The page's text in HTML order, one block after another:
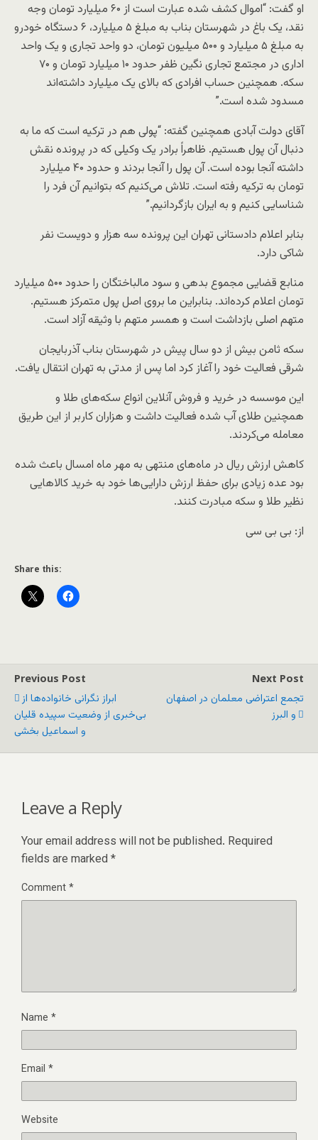
او گفت: “اموال کشف شده عبارت است از ۶۰ میلیارد تومان وجه
نقد، یک باغ در شهرستان بناب به مبلغ ۵ میلیارد، ۶ دستگاه خودرو
به مبلغ ۵ میلیارد و ۵۰۰ میلیون تومان، دو واحد تجاری و یک واحد
اداری در مجتمع تجاری نگین ظفر حدود ۱۰ میلیارد تومان و ۷۰
سکه. همچنین حساب افرادی که بالای یک میلیارد داشته‌اند
مسدود شده است.”
آقای دولت آبادی همچنین گفته: “پولی هم در ترکیه است که ما به
دنبال آن پول هستیم. ظاهراً برادر یک وکیلی که در پرونده نقش
داشته آنجا بوده است. آن پول را آنجا بردند و حدود ۴۰ میلیارد
تومان به ترکیه رفته است. تلاش می‌کنیم که بتوانیم آن فرد را
شناسایی کنیم و به ایران بازگردانیم.”
بنابر اعلام دادستانی تهران این پرونده سه هزار و دویست نفر
شاکی دارد.
منابع قضایی مجموع بدهی و سود مالباختگان را حدود ۵۰۰ میلیارد
تومان اعلام کرده‌اند. بنابراین ما بروی اصل پول متمرکز هستیم.
متهم اصلی بازداشت است و همسر متهم با وثیقه آزاد است.
سکه ثامن بیش از دو سال پیش در شهرستان بناب آذربایجان
شرقی فعالیت خود را آغاز کرد اما پس از مدتی به تهران انتقال یافت.
این موسسه در خرید و فروش آنلاین انواع سکه‌های طلا و
همچنین طلای آب شده فعالیت داشت و هزاران کاربر از این طریق
معامله می‌کردند.
کاهش ارزش ریال در ماه‌های منتهی به مهر ماه امسال باعث شده
بود عده زیادی برای حفظ ارزش دارایی‌ها خود به خرید کالاهایی
نظیر طلا و سکه مبادرت کنند.
از: بی بی سی
Share this:
Previous Post
ابراز نگرانی خانواده‌ها از
بی‌خبری از وضعیت سپیده قلیان
و اسماعیل بخشی
Next Post
تجمع اعتراضی معلمان در اصفهان
و البرز
Leave a Reply
Your email address will not be published. Required
fields are marked *
Comment*
Name *
Email *
Website